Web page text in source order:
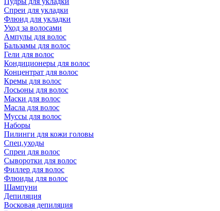
Спреи для укладки
Флюид для укладки
Уход за волосами
Ампулы для волос
Бальзамы для волос
Гели для волос
Кондиционеры для волос
Концентрат для волос
Кремы для волос
Лосьоны для волос
Маски для волос
Масла для волос
Муссы для волос
Наборы
Пилинги для кожи головы
Спец.уходы
Спреи для волос
Сыворотки для волос
Филлер для волос
Флюиды для волос
Шампуни
Депиляция
Восковая депиляция